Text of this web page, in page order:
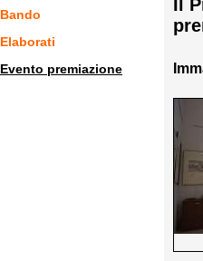
Bando
Elaborati
Evento premiazione
Il